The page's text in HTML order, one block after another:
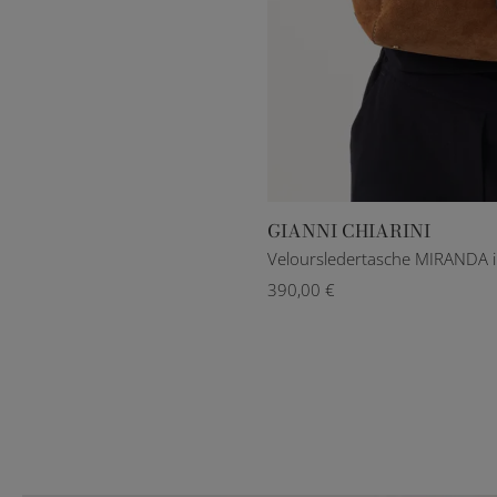
GIANNI CHIARINI
Veloursledertasche MIRANDA
390,00 €